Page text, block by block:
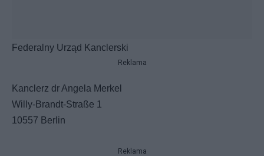
Federalny Urząd Kanclerski
Reklama
Kanclerz dr Angela Merkel
Willy-Brandt-Straße 1
10557 Berlin
Reklama